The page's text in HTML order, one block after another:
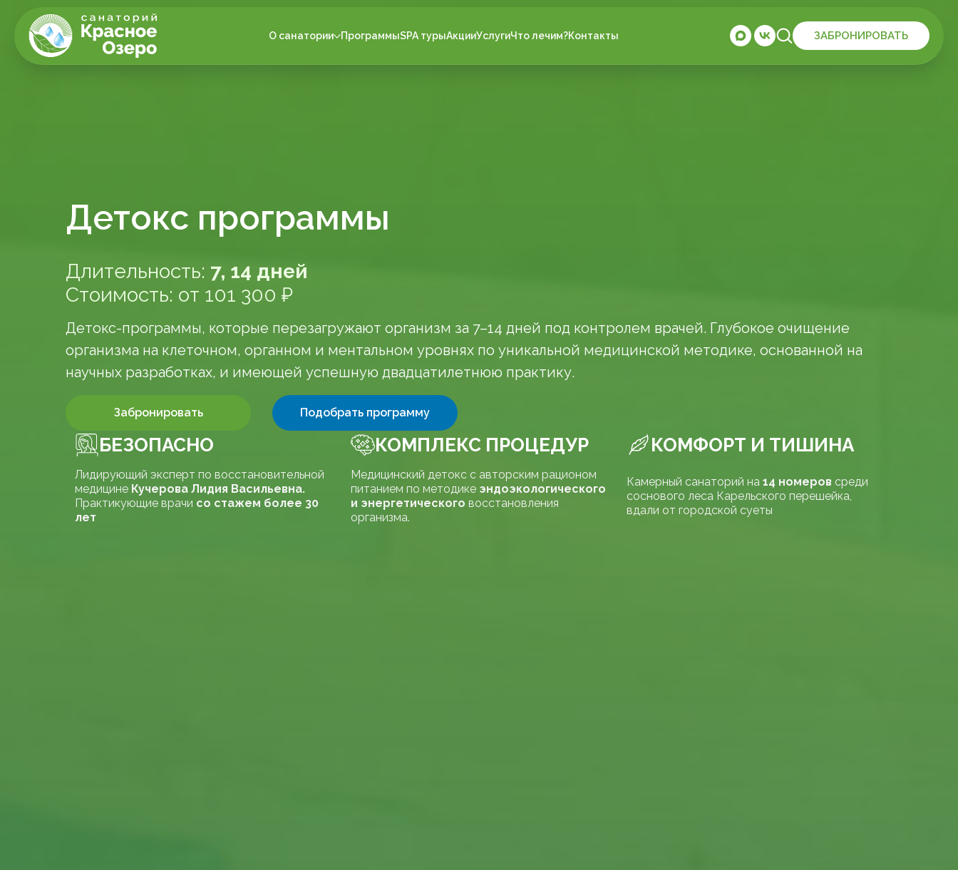
О санатории ПрограммыSPA турыАкцииУслугиЧто лечим?Контакты ЗАБРОНИРОВАТЬ
Детокс программы
Длительность: 7, 14 дней
Стоимость: от 101 300 ₽
Детокс-программы, которые перезагружают организм за 7–14 дней под контролем врачей. Глубокое очищение
организма на клеточном, органном и ментальном уровнях по уникальной медицинской методике, основанной на
научных разработках, и имеющей успешную двадцатилетнюю практику.
Забронировать Подобрать программу
БЕЗОПАСНО
Лидирующий эксперт по восстановительной
медицине Кучерова Лидия Васильевна.
Практикующие врачи со стажем более 30
лет
КОМПЛЕКС ПРОЦЕДУР
Медицинский детокс с авторским рационом
питанием по методике эндоэкологического
и энергетического восстановления
организма.
КОМФОРТ И ТИШИНА
Камерный санаторий на14 номеров среди
соснового леса Карельского перешейка,
вдали от городской суеты